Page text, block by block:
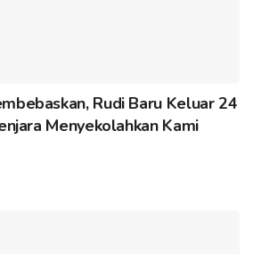
Rudi Baru Keluar 24
Menyekolahkan Kami